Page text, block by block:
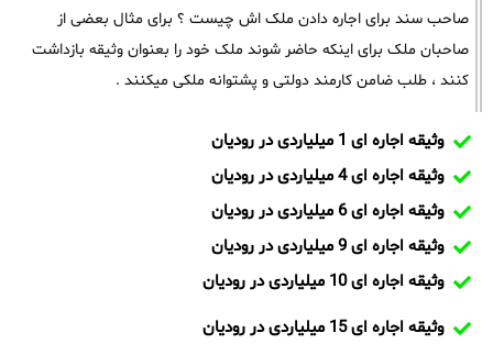
صاحب سند برای اجاره دادن ملک اش چیست ؟ برای مثال بعضی از
صاحبان ملک برای اینکه حاضر شوند ملک خود را بعنوان وثیقه بازداشت
کنند ، طلب ضامن کارمند دولتی و پشتوانه ملکی میکنند .
وثیقه اجاره ای 1 میلیاردی در رودیان
وثیقه اجاره ای 4 میلیاردی در رودیان
وثیقه اجاره ای 6 میلیاردی در رودیان
وثیقه اجاره ای 9 میلیاردی در رودیان
وثیقه اجاره ای 10 میلیاردی در رودیان
وثیقه اجاره ای 15 میلیاردی در رودیان